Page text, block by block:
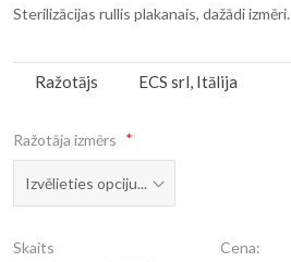
Sterilizācijas rullis plakanais, dažādi izmēri.
Vairāk
informācijas
Ražotājs ECS srl, Itālija
Ražotāja izmērs
Skaits Cena: